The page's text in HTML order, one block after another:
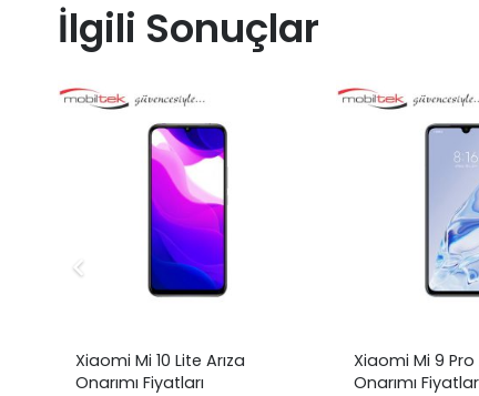
İlgili Sonuçlar
Xiaomi Mi 10 Lite Arıza
Onarımı Fiyatları
Xiaomi Mi 9 Pro
Onarımı